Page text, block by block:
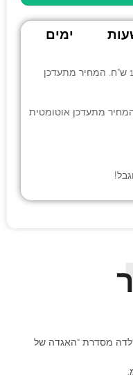
ימים
– רק ב-119 ש”ח. המחיר מתעדכן
ש”ח. המחיר מתעדכן אוטומטית
מסדרת “האגדה של